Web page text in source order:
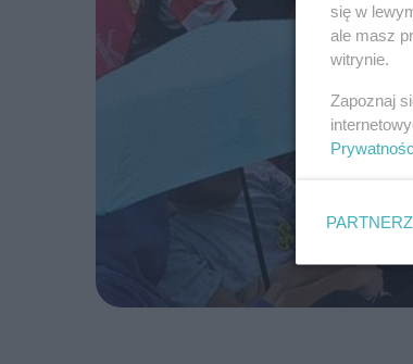
się w
ale masz
witrynie.
Zapoznaj